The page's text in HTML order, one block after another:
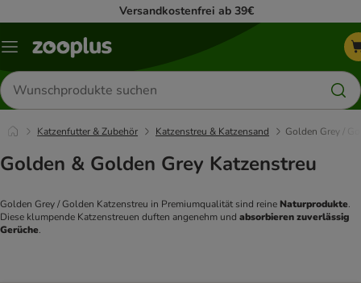
Versandkostenfrei ab 39€
Menü
Produkte
suchen
Katzenfutter & Zubehör Katzenstreu & Katzensand Golden Grey /
Golden & Golden Grey Katzenstreu
Golden Grey / Golden Katzenstreu in Premiumqualität sind reine Naturprodukte.
Diese klumpende Katzenstreuen duften angenehm und absorbieren zuverlässig
Gerüche.